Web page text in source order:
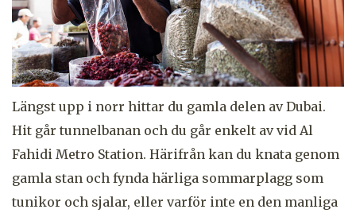
Längst upp i norr hittar du gamla delen av Dubai.
Hit går tunnelbanan och du går enkelt av vid Al
Fahidi Metro Station. Härifrån kan du knata genom
gamla stan och fynda härliga sommarplagg som
tunikor och sjalar, eller varför inte en den manliga